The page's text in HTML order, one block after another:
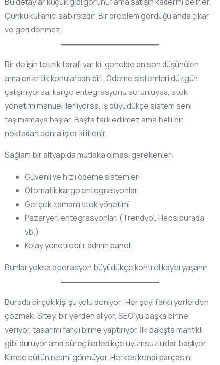
Çünkü kullanıcı sabırsızdır. Bir problem gördüğü anda çıkar
ve geri dönmez.
Bir de işin teknik tarafı var ki, genelde en son düşünülen
ama en kritik konulardan biri. Ödeme sistemleri düzgün
çalışmıyorsa, kargo entegrasyonu sorunluysa, stok
yönetimi manuel ilerliyorsa, iş büyüdükçe sistem seni
taşımamaya başlar. Başta fark edilmez ama belli bir
noktadan sonra işler kilitlenir.
Sağlam bir altyapıda mutlaka olması gerekenler:
Güvenli ve hızlı ödeme sistemleri
Otomatik kargo entegrasyonları
Gerçek zamanlı stok yönetimi
Pazaryeri entegrasyonları (Trendyol, Hepsiburada
vb.)
Kolay yönetilebilir admin paneli
Bunlar yoksa operasyon büyüdükçe kontrol kaybı yaşanır.
Burada birçok kişi şu yolu deniyor: Her şeyi farklı yerlerden
çözmek. Siteyi bir yerden alıyor, SEO’yu başka birine
veriyor, tasarımı farklı birine yaptırıyor. İlk bakışta mantıklı
gibi duruyor ama süreç ilerledikçe uyumsuzluklar başlıyor.
Kimse bütün resmi görmüyor. Herkes kendi parçasını